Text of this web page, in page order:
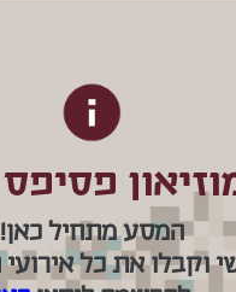
המסע מתחיל כאן!
וקבלו את כל